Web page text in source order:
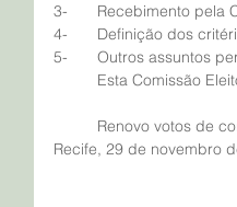
3-	Recebimento
4-	Definição dos
5-	Outros assuntos
Esta Comissão
Renovo votos de
Recife, 29 de novembro